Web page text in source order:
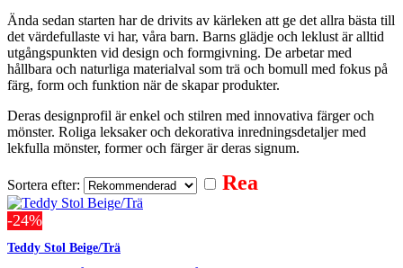
Ända sedan starten har de drivits av kärleken att ge det allra bästa till
det värdefullaste vi har, våra barn. Barns glädje och leklust är alltid
utgångspunkten vid design och formgivning. De arbetar med
hållbara och naturliga materialval som trä och bomull med fokus på
färg, form och funktion när de skapar produkter.
Deras designprofil är enkel och stilren med innovativa färger och
mönster. Roliga leksaker och dekorativa inredningsdetaljer med
lekfulla mönster, former och färger är deras signum.
Sortera efter: Rea
-24%
Teddy Stol Beige/Trä